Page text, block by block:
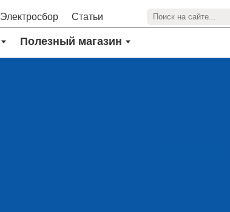
Электросбор Статьи
Полезный магазин